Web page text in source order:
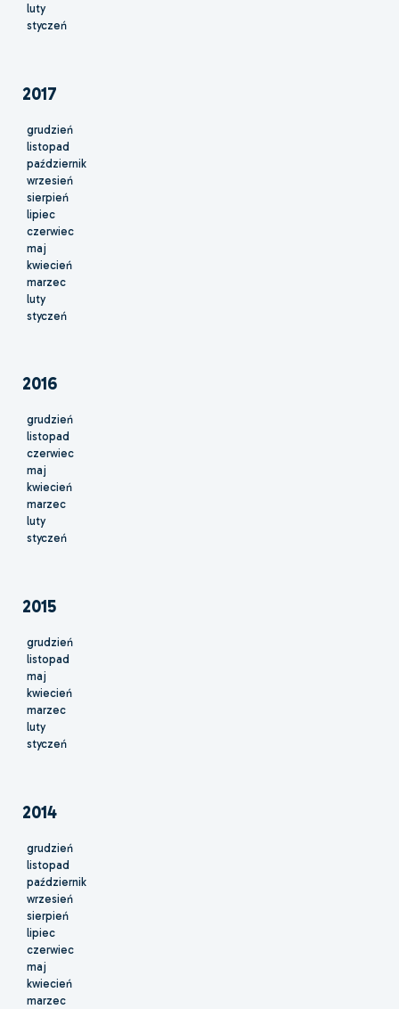
luty
styczeń
2017
grudzień
listopad
październik
wrzesień
sierpień
lipiec
czerwiec
maj
kwiecień
marzec
luty
styczeń
2016
grudzień
listopad
czerwiec
maj
kwiecień
marzec
luty
styczeń
2015
grudzień
listopad
maj
kwiecień
marzec
luty
styczeń
2014
grudzień
listopad
październik
wrzesień
sierpień
lipiec
czerwiec
maj
kwiecień
marzec